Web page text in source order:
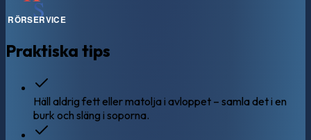
Praktiska tips
Häll aldrig fett eller matolja i avloppet – samla det i en
burk och släng i soporna.